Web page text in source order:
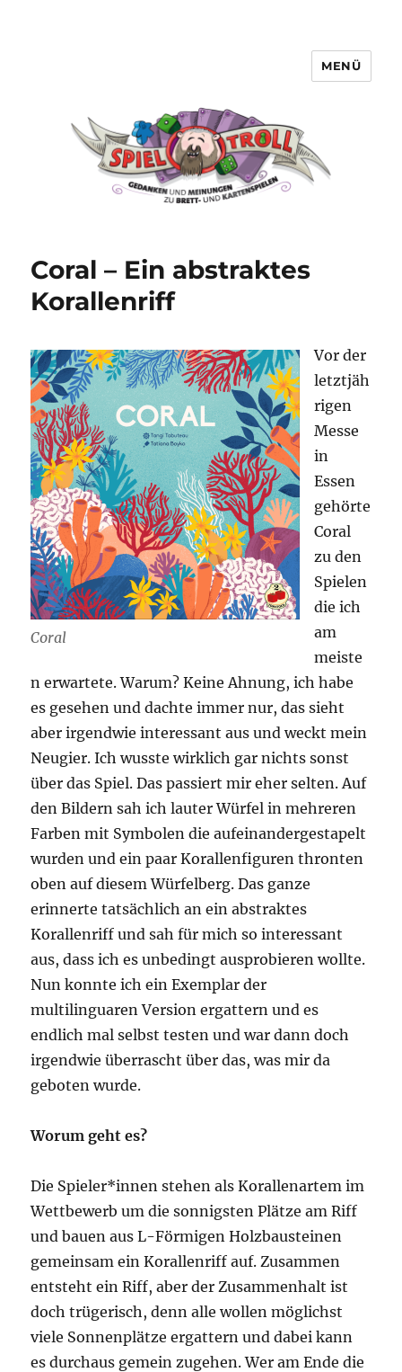
MENÜ
Coral – Ein abstraktes
Korallenriff
Coral
Vor der
letztjäh
rigen
Messe
in
Essen
gehörte
Coral
zu den
Spielen
die ich
am
meiste
n erwartete. Warum? Keine Ahnung, ich habe
es gesehen und dachte immer nur, das sieht
aber irgendwie interessant aus und weckt mein
Neugier. Ich wusste wirklich gar nichts sonst
über das Spiel. Das passiert mir eher selten. Auf
den Bildern sah ich lauter Würfel in mehreren
Farben mit Symbolen die aufeinandergestapelt
wurden und ein paar Korallenfiguren thronten
oben auf diesem Würfelberg. Das ganze
erinnerte tatsächlich an ein abstraktes
Korallenriff und sah für mich so interessant
aus, dass ich es unbedingt ausprobieren wollte.
Nun konnte ich ein Exemplar der
multilinguaren Version ergattern und es
endlich mal selbst testen und war dann doch
irgendwie überrascht über das, was mir da
geboten wurde.
Worum geht es?
Die Spieler*innen stehen als Korallenartem im
Wettbewerb um die sonnigsten Plätze am Riff
und bauen aus L-Förmigen Holzbausteinen
gemeinsam ein Korallenriff auf. Zusammen
entsteht ein Riff, aber der Zusammenhalt ist
doch trügerisch, denn alle wollen möglichst
viele Sonnenplätze ergattern und dabei kann
es durchaus gemein zugehen. Wer am Ende die